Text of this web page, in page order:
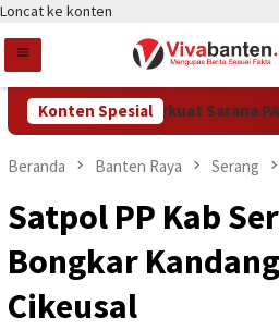
Loncat ke konten
Konten Spesial
Tangsel Perkuat Sarana
Beranda Banten Raya Serang
Satpol PP Kab
Bongkar
Cikeusal